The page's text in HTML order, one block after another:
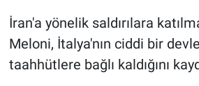
İran'a yönelik saldırılara
Meloni, İtalya'nın ciddi bir
taahhütlere bağlı kaldığını